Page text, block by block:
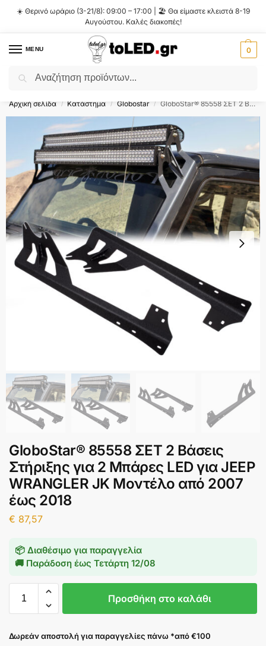
☀️ Θερινό ωράριο (3-21/8): 09:00 – 17:00 | 🏖️ Θα είμαστε κλειστά 8-19
Αυγούστου. Καλές διακοπές!
MENU 0
Flash Sale ⚡ 10% Έκπτωση με τον κωδικό
Αρχική σελίδα / Κατάστημα / Globostar / GloboStar® 85558 ΣΕΤ 2 Βάσεις Στήριξης για 2 Μπάρες LED για JEEP WRANGLER JK Μοντέλο από 2007 έως 2018
GloboStar® 85558 ΣΕΤ 2 Βάσεις
Στήριξης για 2 Μπάρες LED για JEEP
WRANGLER JK Μοντέλο από 2007
έως 2018
€ 87,57
📦 Διαθέσιμο για παραγγελία
🚚 Παράδοση έως Τετάρτη 12/08
Προσθήκη στο καλάθι
Δωρεάν αποστολή για παραγγελίες πάνω *από €100